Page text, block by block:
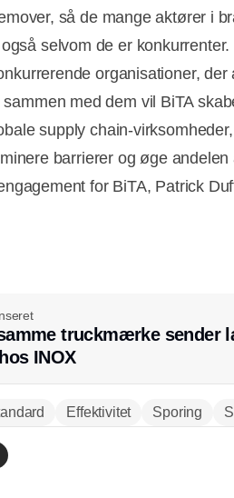
så de mange aktører i
selvom de er konkurrenter.
organisationer, der
med dem vil BiTA
supply chain-virksomheder,
barrierer og øge andelen
for BiTA, Patrick
truckmærke sender
INOX
Effektivitet Sporing